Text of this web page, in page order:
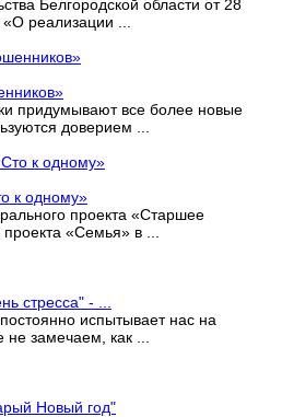
Белгородской области от 28
реализации ...
придумывают все более новые
доверием ...
к одному»
проекта «Старшее
«Семья» в ...
стресса" - ...
испытывает нас на
замечаем, как ...
Новый год"